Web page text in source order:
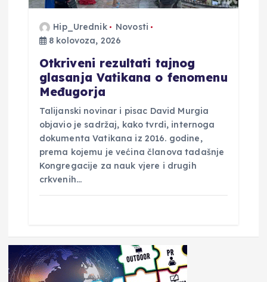
Hip_Urednik
Novosti
8 kolovoza, 2026
Otkriveni rezultati tajnog
glasanja Vatikana o fenomenu
Međugorja
Talijanski novinar i pisac David Murgia
objavio je sadržaj, kako tvrdi, internoga
dokumenta Vatikana iz 2016. godine,
prema kojemu je većina članova tadašnje
Kongregacije za nauk vjere i drugih
crkvenih…